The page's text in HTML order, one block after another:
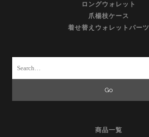
ロングウォレット
爪楊枝ケース
着せ替えウォレットパーツ
商品一覧